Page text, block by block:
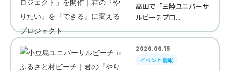
高田で「三陸ユニバーサ
ルビーチプロ...
2026.06.15
イベント情報